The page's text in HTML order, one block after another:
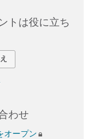
トは役に立ち
わせ
オープン